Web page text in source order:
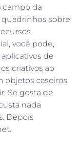
campo da
quadrinhos sobre
você pode,
de
criativos ao
objetos caseiros
Se gosta de
nada
Depois